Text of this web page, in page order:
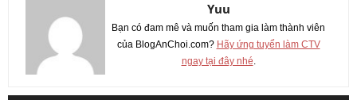
Yuu
Bạn có đam mê và muốn tham gia làm thành viên
của BlogAnChoi.com? Hãy ứng tuyển làm CTV
ngay tại đây nhé.